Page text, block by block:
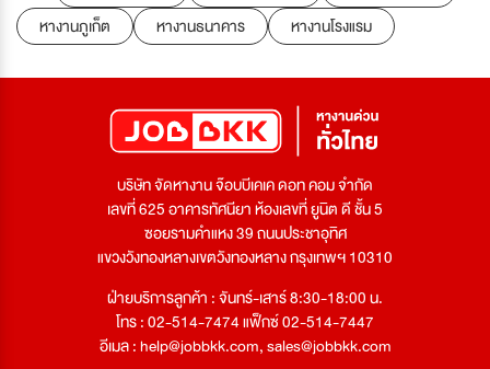
หางานภูเก็ต
หางานธนาคาร หางานโรงแรม
บริษัท จัดหางาน จ๊อบบีเคเค ดอท คอม จำกัด
เลขที่ 625 อาคารทัศนียา ห้องเลขที่ ยูนิต ดี ชั้น 5
ซอยรามคำแหง 39 ถนนประชาอุทิศ
แขวงวังทองหลางเขตวังทองหลาง กรุงเทพฯ 10310
ฝ่ายบริการลูกค้า : จันทร์-เสาร์ 8:30-18:00 น.
โทร : 02-514-7474 แฟ็กซ์ 02-514-7447
อีเมล :help@jobbkk.com,sales@jobbkk.com